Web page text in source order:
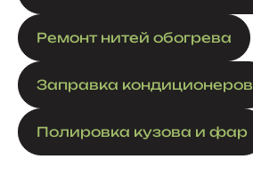
Ремонт нитей обогрева
Заправка кондиционеров
Полировка кузова и фар